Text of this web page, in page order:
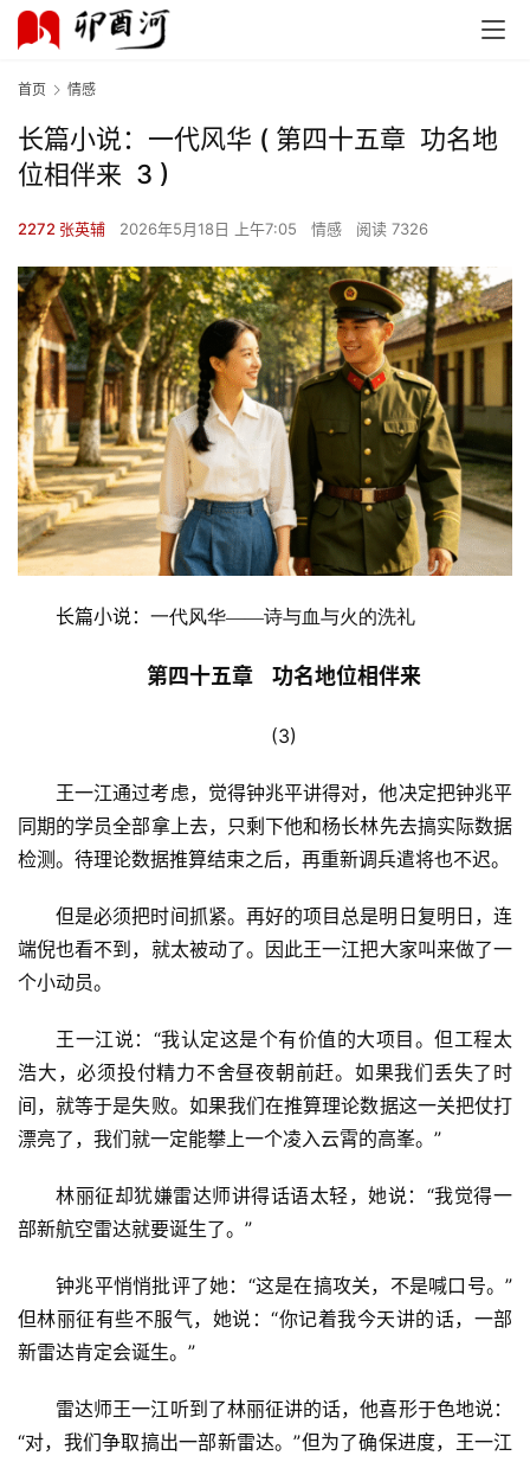
首页 情感
长篇小说：一代风华 ( 第四十五章 功名地
位相伴来 3 )
2272 张英辅 2026年5月18日 上午7:05 情感 阅读 7326
长篇小说： 一代风华——诗与血与火的洗礼
第四十五章    功名地位相伴来
(3)
王一江通过考虑，觉得钟兆平讲得对，他决定把钟兆平
同期的学员全部拿上去，只剩下他和杨长林先去搞实际数据
检测。待理论数据推算结束之后，再重新调兵遣将也不迟。
但是必须把时间抓紧。再好的项目总是明日复明日，连
端倪也看不到，就太被动了。因此王一江把大家叫来做了一
个小动员。
王一江说：“我认定这是个有价值的大项目。但工程太
浩大，必须投付精力不舍昼夜朝前赶。如果我们丢失了时
间，就等于是失败。如果我们在推算理论数据这一关把仗打
漂亮了，我们就一定能攀上一个凌入云霄的高峯。”
林丽征却犹嫌雷达师讲得话语太轻，她说：“我觉得一
部新航空雷达就要诞生了。”
钟兆平悄悄批评了她：“这是在搞攻关，不是喊口号。”
但林丽征有些不服气，她说：“你记着我今天讲的话，一部
新雷达肯定会诞生。”
雷达师王一江听到了林丽征讲的话，他喜形于色地说：
“对，我们争取搞出一部新雷达。”但为了确保进度，王一江